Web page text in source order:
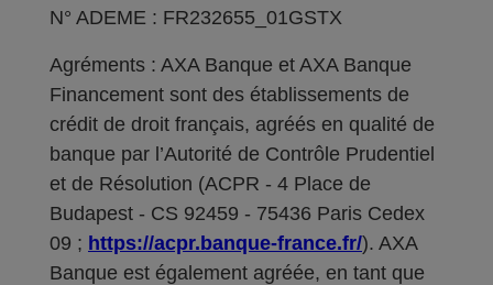
N° ADEME : FR232655_01GSTX
Agréments : AXA Banque et AXA Banque
Financement sont des établissements de
crédit de droit français, agréés en qualité de
banque par l’Autorité de Contrôle Prudentiel
et de Résolution (ACPR - 4 Place de
Budapest - CS 92459 - 75436 Paris Cedex
09 ; https://acpr.banque-france.fr/). AXA
Banque est également agréée, en tant que